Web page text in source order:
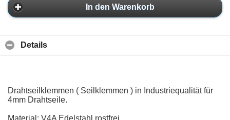
In den Warenkorb
Details
Drahtseilklemmen ( Seilklemmen ) in Industriequalität für
4mm Drahtseile.
Material: V4A Edelstahl rostfrei